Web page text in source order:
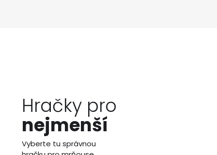
Hračky pro
nejmenší
Vyberte tu správnou